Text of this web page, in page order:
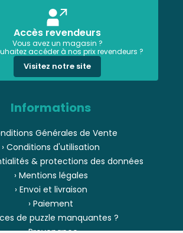
Accès revendeurs
Vous avez un magasin ?
accéder à nos prix revendeurs ?
Visitez notre site
Informations
Générales de Vente
› Conditions d'utilisation
& protections des données
› Mentions légales
› Envoi et livraison
› Paiement
de puzzle manquantes ?